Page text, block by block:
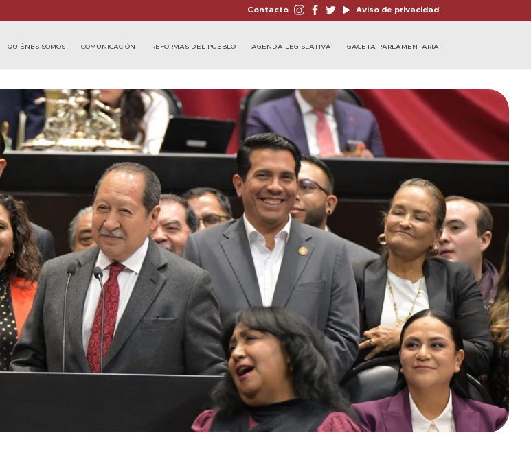
Contacto Aviso de privacidad
QUIÉNES SOMOS COMUNICACIÓN REFORMAS DEL PUEBLO AGENDA LEGISLATIVA GACETA PARLAMENTARIA